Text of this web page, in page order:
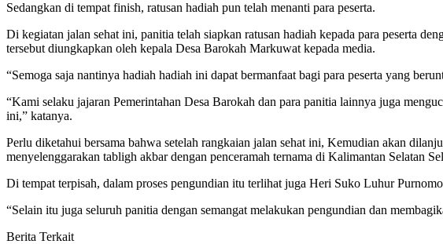
Sedangkan di tempat finish, ratusan hadiah pun telah menanti para peserta.
Di kegiatan jalan sehat ini, panitia telah siapkan ratusan hadiah kepada para peserta
tersebut diungkapkan oleh kepala Desa Barokah Markuwat kepada media.
“Semoga saja nantinya hadiah hadiah ini dapat bermanfaat bagi para peserta yang
“Kami selaku jajaran Pemerintahan Desa Barokah dan para panitia lainnya juga
ini,” katanya.
Perlu diketahui bersama bahwa setelah rangkaian jalan sehat ini, Kemudian akan
menyelenggarakan tabligh akbar dengan penceramah ternama di Kalimantan Selatan
Di tempat terpisah, dalam proses pengundian itu terlihat juga Heri Suko Luhur
“Selain itu juga seluruh panitia dengan semangat melakukan pengundian dan
Berita Terkait